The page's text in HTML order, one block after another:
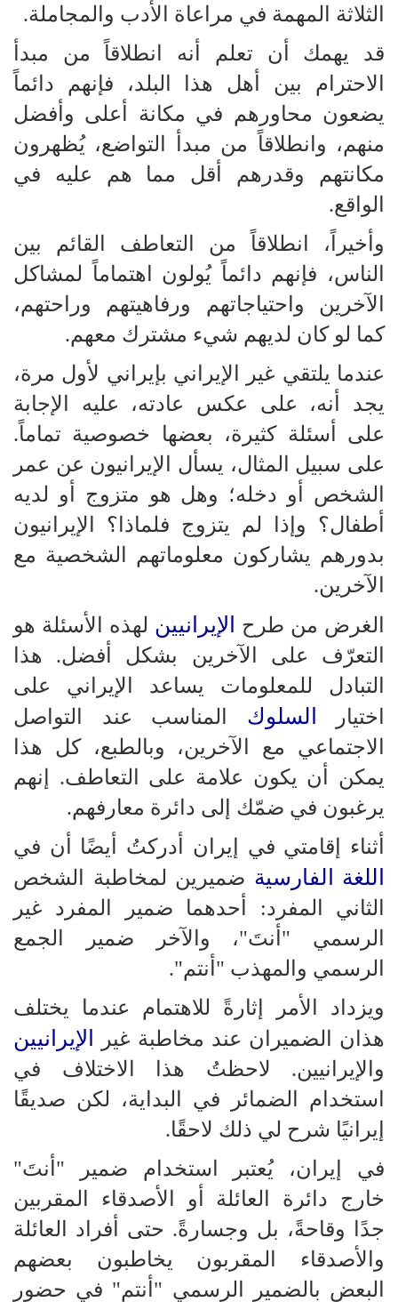
الثلاثة المهمة في مراعاة الأدب والمجاملة.
قد يهمك أن تعلم أنه انطلاقاً من مبدأ
الاحترام بين أهل هذا البلد، فإنهم دائماً
يضعون محاورهم في مكانة أعلى وأفضل
منهم، وانطلاقاً من مبدأ التواضع، يُظهرون
مكانتهم وقدرهم أقل مما هم عليه في
الواقع.
وأخيراً، انطلاقاً من التعاطف القائم بين
الناس، فإنهم دائماً يُولون اهتماماً لمشاكل
الآخرين واحتياجاتهم ورفاهيتهم وراحتهم،
كما لو كان لديهم شيء مشترك معهم.
عندما يلتقي غير الإيراني بإيراني لأول مرة،
يجد أنه، على عكس عادته، عليه الإجابة
على أسئلة كثيرة، بعضها خصوصية تماماً.
على سبيل المثال، يسأل الإيرانيون عن عمر
الشخص أو دخله؛ وهل هو متزوج أو لديه
أطفال؟ وإذا لم يتزوج فلماذا؟ الإيرانيون
بدورهم يشاركون معلوماتهم الشخصية مع
الآخرين.
الغرض من طرح
الإيرانيين لهذه الأسئلة هو
التعرّف على الآخرين بشكل أفضل. هذا
التبادل للمعلومات يساعد الإيراني على
اختيار
السلوك المناسب عند التواصل
الاجتماعي مع الآخرين، وبالطبع، كل هذا
يمكن أن يكون علامة على التعاطف. إنهم
يرغبون في ضمّك إلى دائرة معارفهم.
أثناء إقامتي في إيران أدركتُ أيضًا أن في
اللغة الفارسية ضميرين لمخاطبة الشخص
الثاني المفرد: أحدهما ضمير المفرد غير
الرسمي "أنتَ"، والآخر ضمير الجمع
الرسمي والمهذب "أنتم".
ويزداد الأمر إثارةً للاهتمام عندما يختلف
هذان الضميران عند مخاطبة غير
الإيرانيين
والإيرانيين. لاحظتُ هذا الاختلاف في
استخدام الضمائر في البداية، لكن صديقًا
إيرانيًا شرح لي ذلك لاحقًا.
في إيران، يُعتبر استخدام ضمير "أنتَ"
خارج دائرة العائلة أو الأصدقاء المقربين
جدًا وقاحةً، بل وجسارةً. حتى أفراد العائلة
والأصدقاء المقربون يخاطبون بعضهم
البعض بالضمير الرسمي "أنتم" في حضور